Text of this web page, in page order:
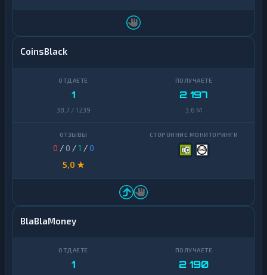
CoinsBlack
1
38,7 / 1 239
2 197
3,6 M
0 / 0 /1 /0
5,0 ★
BlaBlaMoney
1 2 190